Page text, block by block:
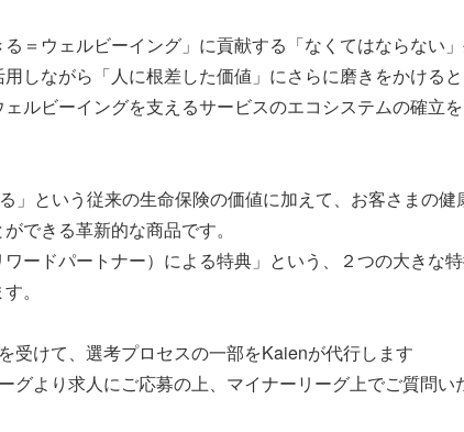
＝ウェルビーイング」に貢献する「なくてはならない
しながら「人に根差した価値」にさらに磨きをかける
ルビーイングを支えるサービスのエコシステムの確立を
」という従来の生命保険の価値に加えて、お客さまの
できる革新的な商品です。
ードパートナー）による特典」という、２つの大きな
。
受けて、選考プロセスの一部をKaienが代行します
より求人にご応募の上、マイナーリーグ上でご質問い